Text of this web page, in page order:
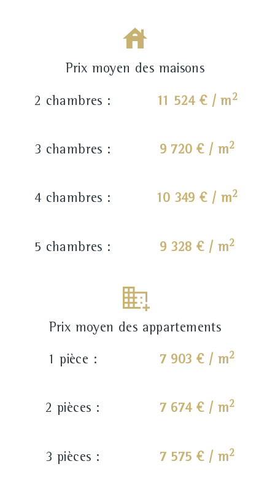
Prix moyen des maisons
2 chambres : 11 524 € / m2
3 chambres : 9 720 € / m2
4 chambres : 10 349 € / m2
5 chambres : 9 328 € / m2
Prix moyen des appartements
1 pièce : 7 903 € / m2
2 pièces : 7 674 € / m2
3 pièces : 7 575 € / m2